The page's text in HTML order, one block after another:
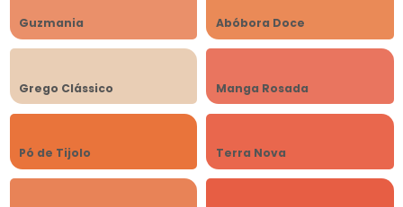
Guzmania Abóbora Doce
Grego Clássico Manga Rosada
Pó de Tijolo Terra Nova